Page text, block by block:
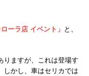
ーラ店 イベント」 と、
りますが、これは登場す
しかし、車はセリカでは